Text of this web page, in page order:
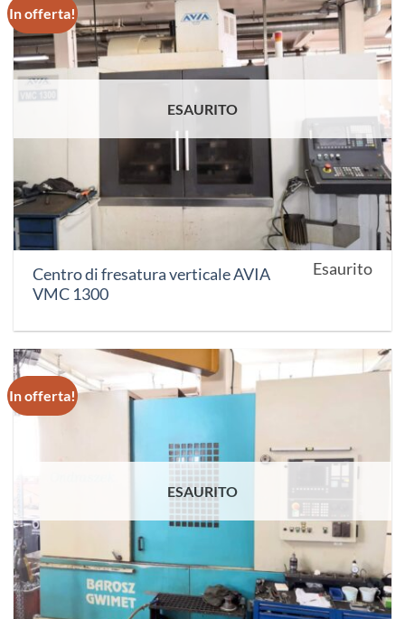
In offerta!
ESAURITO
Centro di fresatura verticale AVIA
VMC 1300
Esaurito
In offerta!
ESAURITO